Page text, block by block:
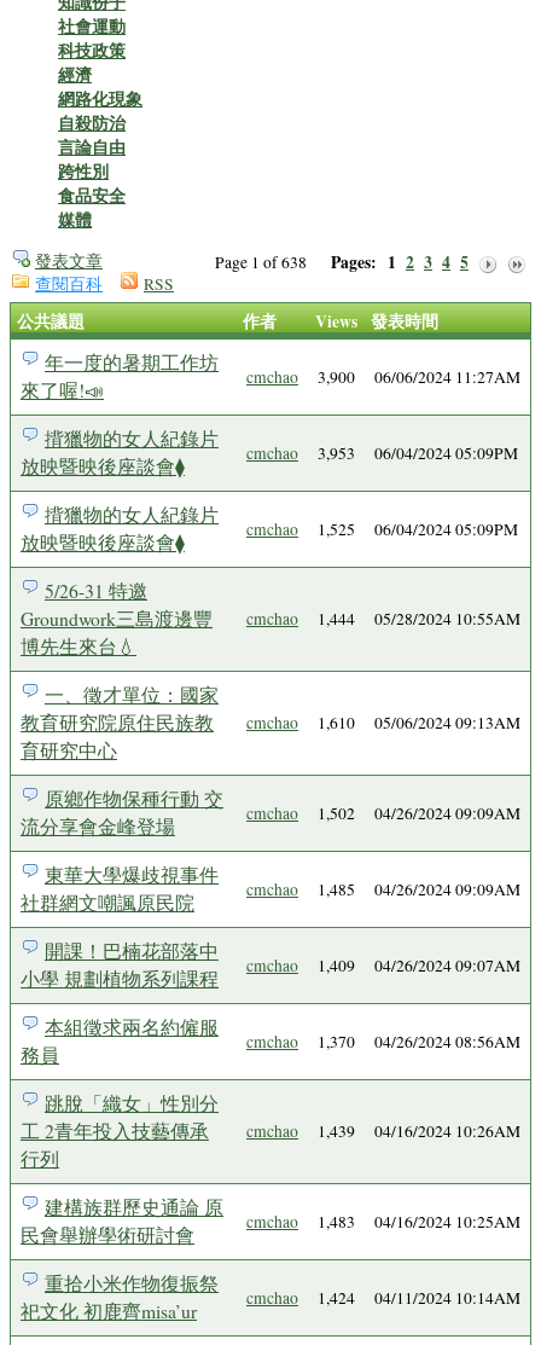
社會運動
科技政策
經濟
網路化現象
自殺防治
言論自由
跨性別
食品安全
媒體
Page 1 of 638 Pages: 1 2 3 4 5
發表文章
查閱百科
RSS
公共議題 作者 Views 發表時間
年一度的暑期工作坊
來了喔!📣
cmchao 3,900 06/06/2024 11:27AM
揹獵物的女人紀錄片
放映暨映後座談會⧫
cmchao 3,953 06/04/2024 05:09PM
揹獵物的女人紀錄片
放映暨映後座談會⧫
cmchao 1,525 06/04/2024 05:09PM
5/26-31 特邀
Groundwork三島渡邊豐
博先生來台💧
cmchao 1,444 05/28/2024 10:55AM
一、徵才單位：國家
教育研究院原住民族教
育研究中心
cmchao 1,610 05/06/2024 09:13AM
原鄉作物保種行動 交
流分享會金峰登場
cmchao 1,502 04/26/2024 09:09AM
東華大學爆歧視事件
社群網文嘲諷原民院
cmchao 1,485 04/26/2024 09:09AM
開課！巴楠花部落中
小學 規劃植物系列課程
cmchao 1,409 04/26/2024 09:07AM
本組徵求兩名約僱服
務員
cmchao 1,370 04/26/2024 08:56AM
跳脫「織女」性別分
工 2青年投入技藝傳承
行列
cmchao 1,439 04/16/2024 10:26AM
建構族群歷史通論 原
民會舉辦學術研討會
cmchao 1,483 04/16/2024 10:25AM
重拾小米作物復振祭
祀文化 初鹿齊misa’ur
cmchao 1,424 04/11/2024 10:14AM